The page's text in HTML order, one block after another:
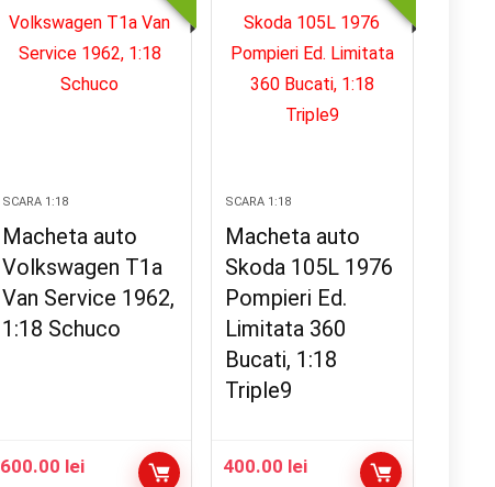
SCARA 1:18
Macheta auto
Volkswagen T1a
Van Service 1962,
1:18 Schuco
600.00 lei
SCARA 1:18
Macheta auto
Skoda 105L 1976
Pompieri Ed.
Limitata 360
Bucati, 1:18
Triple9
400.00 lei